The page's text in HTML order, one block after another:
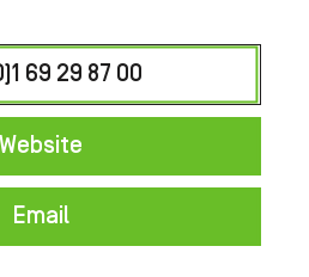
69 29 87 00
Website
Email